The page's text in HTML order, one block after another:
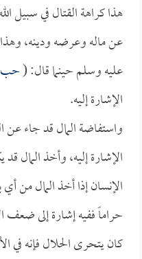
هذا كراهة القتال في سبيل
عن ماله وعرضه ودينه،
عليه وسلم حينما قال: (حب
الإشارة إليه.
واستفاضة المال قد جاء عن
الإشارة إليه، وأخذ المال
الإنسان إذا أخذ المال من
حراماً ففيه إشارة إلى ضعف
كان يتحرى الحلال فإنه في